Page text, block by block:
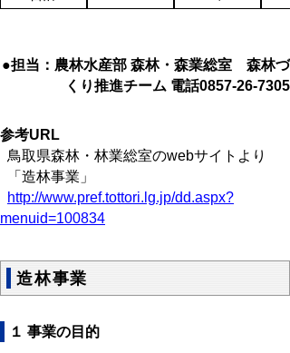
●担当：農林水産部 森林・森業総室 森林づ
くり推進チーム 電話0857-26-7305
参考URL
鳥取県森林・林業総室のwebサイトより
「造林事業」
http://www.pref.tottori.lg.jp/dd.aspx?
menuid=100834
造林事業
１ 事業の目的